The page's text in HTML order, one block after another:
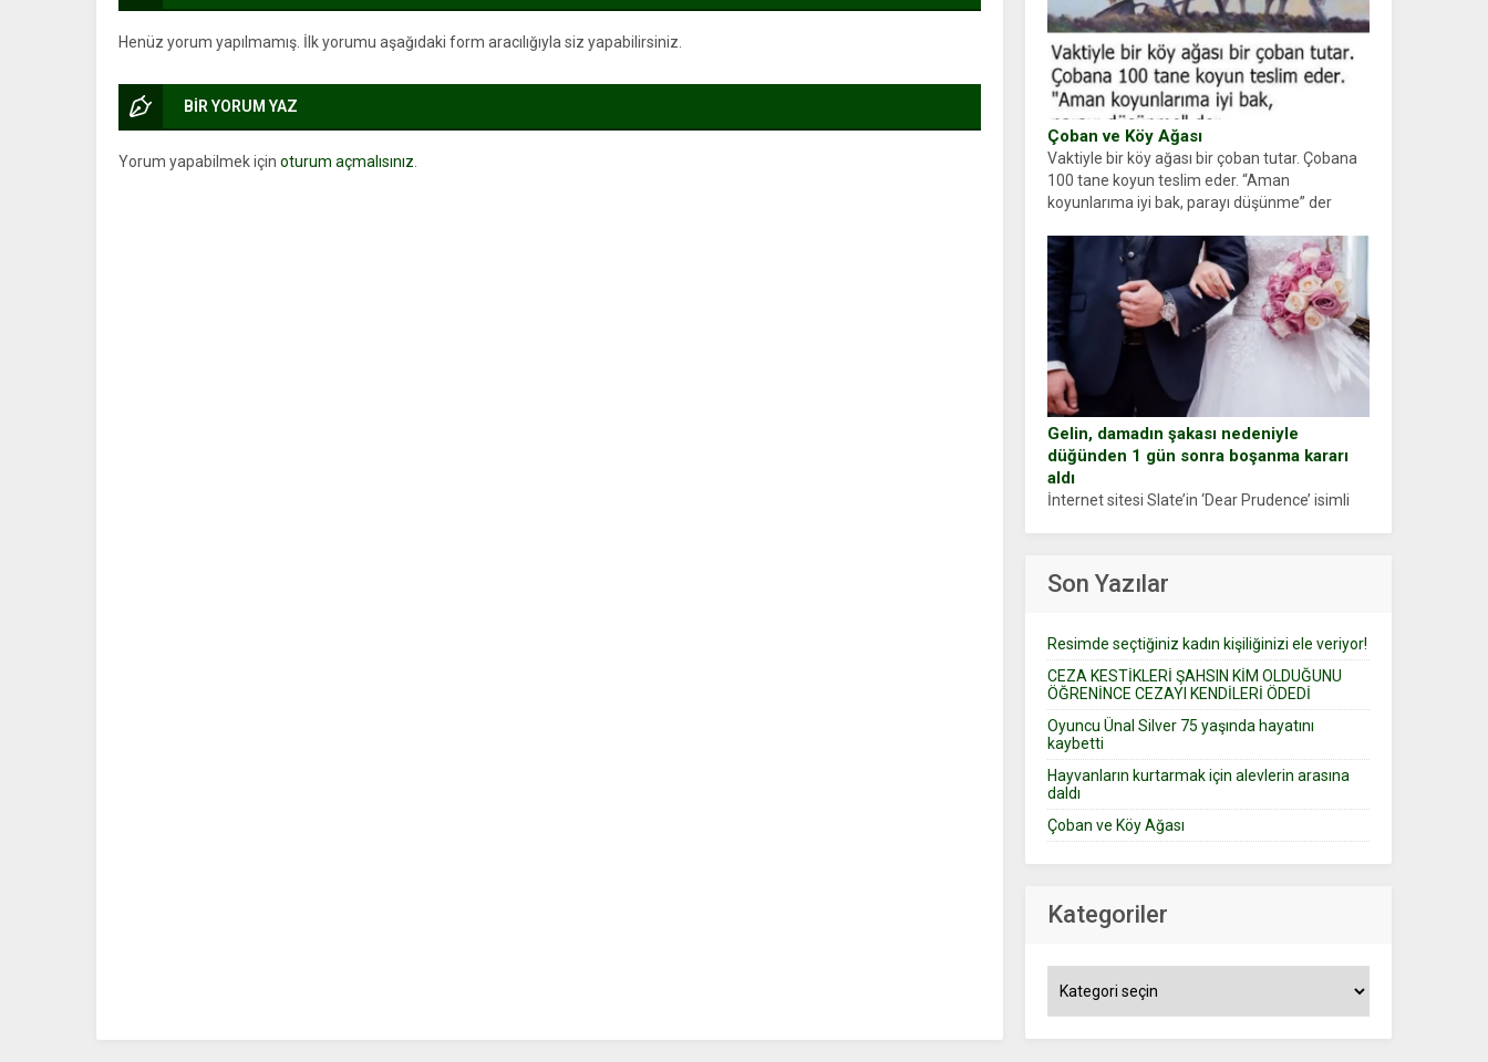
Çoban ve Köy Ağası
Vaktiyle bir köy ağası bir çoban tutar. Çobana
100 tane koyun teslim eder. “Aman
koyunlarıma iyi bak, parayı düşünme” der
Gelin, damadın şakası nedeniyle
düğünden 1 gün sonra boşanma kararı
aldı
İnternet sitesi Slate’in ‘Dear Prudence’ isimli
Son Yazılar
Resimde seçtiğiniz kadın kişiliğinizi ele veriyor!
CEZA KESTİKLERİ ŞAHSIN KİM OLDUĞUNU
ÖĞRENİNCE CEZAYI KENDİLERİ ÖDEDİ
Oyuncu Ünal Silver 75 yaşında hayatını
kaybetti
Hayvanların kurtarmak için alevlerin arasına
daldı
Çoban ve Köy Ağası
Kategoriler
Henüz yorum yapılmamış. İlk yorumu aşağıdaki form aracılığıyla siz yapabilirsiniz.
BİR YORUM YAZ
Yorum yapabilmek için oturum açmalısınız.